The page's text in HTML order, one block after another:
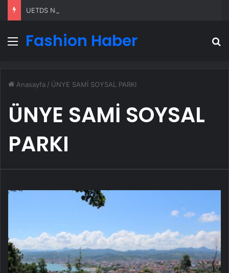
Menü
Fashion Haber
Anasayfa / ÜNYE SAMİ SOYSAL PARKI
ÜNYE SAMİ SOYSAL
PARKI